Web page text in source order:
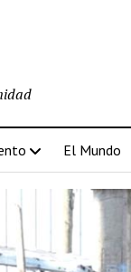
El Mundo